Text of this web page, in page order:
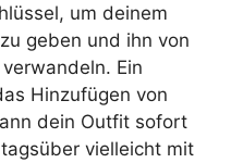
um deinem
geben und ihn von
Ein
Hinzufügen von
dein Outfit sofort
vielleicht mit